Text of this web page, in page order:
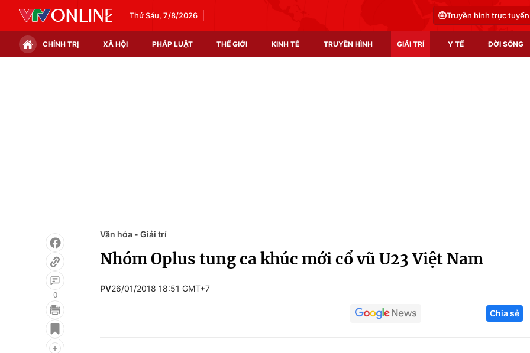
Thứ Sáu, 7/8/2026 Truyền hình trực tuyến
CHÍNH TRỊ XÃ HỘI PHÁP LUẬT THẾ GIỚI KINH TẾ TRUYỀN HÌNH GIẢI TRÍ Y TẾ ĐỜI SỐNG
Infographic
Điện ảnh
Công nghệ
0
Văn hóa - Giải trí
Nhóm Oplus tung ca khúc mới cổ vũ U23 Việt Nam
PV26/01/2018 18:51 GMT+7
Chia sẻ